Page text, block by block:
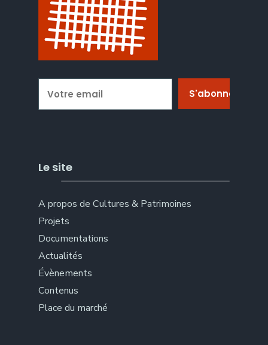
Le site
A propos de Cultures & Patrimoines
Projets
Documentations
Actualités
Évènements
Contenus
Place du marché